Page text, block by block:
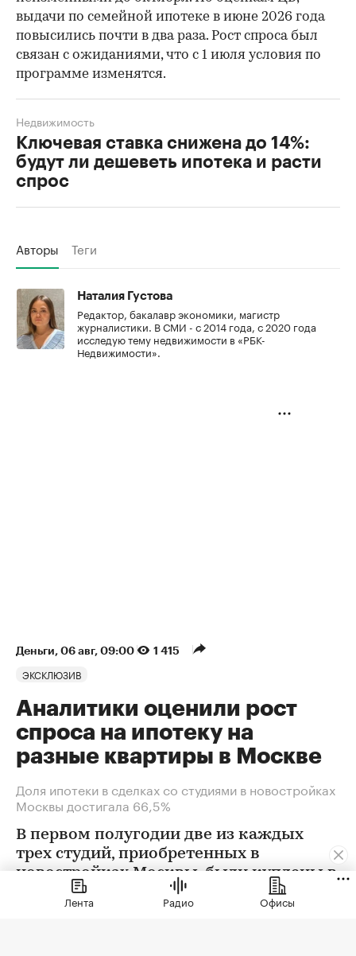
выдачи по семейной ипотеке в июне 2026 года
повысились почти в два раза. Рост спроса был
связан с ожиданиями, что с 1 июля условия по
программе изменятся.
Ключевая ставка снижена до 14%:
будут ли дешеветь ипотека и расти
спрос
Недвижимость
Авторы Теги
Наталия Густова
Редактор, бакалавр экономики, магистр
журналистики. В СМИ - с 2014 года, с 2020 года
исследую тему недвижимости в «РБК-
Недвижимости».
Деньги⁠, 06 авг, 09:00 1 415
ЭКСКЛЮЗИВ
Аналитики оценили рост
спроса на ипотеку на
разные квартиры в Москве
Доля ипотеки в сделках со студиями в новостройках
Москвы достигала 66,5%
В первом полугодии две из каждых
трех студий, приобретенных в
новостройках Москвы, были куплены в
ипотеку. В сегменте трешек ипотечных
сделок менее половины, а среди
Лента Радио Офисы